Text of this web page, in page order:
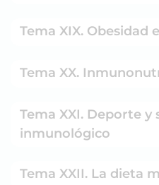
Tema XIX.
Tema XX.
Tema XXI. Deporte y sistema
inmunológico
Tema XXII. La